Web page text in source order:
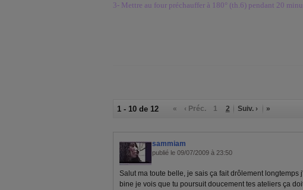
3- Mettre au four préchauffer à 180° (th.6) pendant 20
1 - 10 de 12 « ‹ Préc. 1 2 Suiv. › »
sammiam
publié le 09/07/2009 à 23:50
Salut ma toute belle, je sais ça fait drôlement longtemps
bine je vois que tu poursuit doucement tes ateliers ça